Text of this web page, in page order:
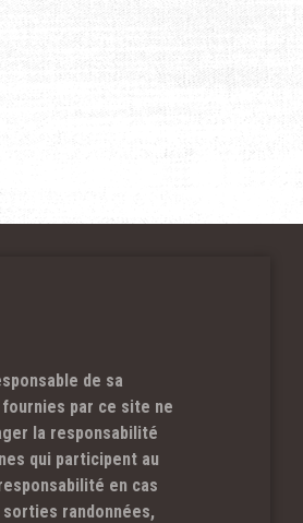
de sa
par ce site ne
la responsabilité
qui participent au
en cas
sorties randonnées,